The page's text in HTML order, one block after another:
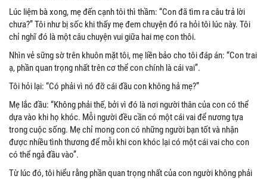
Lúc liệm bà xong, mẹ đến cạnh tôi thì thầm: “Con đã tìm ra câu trả lời
chưa?” Tôi như bị sốc khi thấy mẹ đem chuyện đó ra hỏi tôi lúc này. Tôi
chỉ nghĩ đó là một câu chuyện vui giữa hai mẹ con thôi.
Nhìn vẻ sững sờ trên khuôn mặt tôi, mẹ liền bảo cho tôi đáp án: “Con trai
ạ, phần quan trọng nhất trên cơ thể con chính là cái vai”.
Tôi hỏi lại: “Có phải vì nó đỡ cái đầu con không hả mẹ?”
Mẹ lắc đầu: “Không phải thế, bởi vì đó là nơi người thân của con có thể
dựa vào khi họ khóc. Mỗi người đều cần có một cái vai để nương tựa
trong cuộc sống. Mẹ chỉ mong con có những người bạn tốt và nhận
được nhiều tình thương để mỗi khi con khóc lại có một cái vai cho con
có thể ngả đầu vào”.
Từ lúc đó, tôi hiểu rằng phần quan trọng nhất của con người không phải